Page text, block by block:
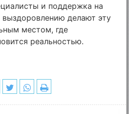
и поддержка на
делают эту
местом, где
реальностью.